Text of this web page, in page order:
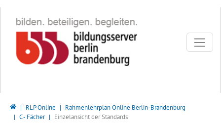
Bildungsserver Berlin - Brandenburg
RLP Online
Rahmenlehrplan Online Berlin-Brandenburg
C - Fächer
Einzelansicht der Standards